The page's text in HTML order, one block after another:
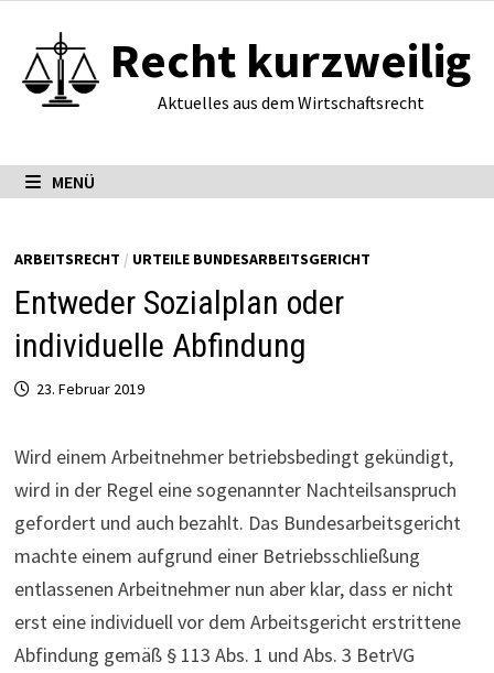
Inhalt
springen
Recht kurzweilig
Aktuelles aus dem Wirtschaftsrecht
MENÜ
ARBEITSRECHT / URTEILE BUNDESARBEITSGERICHT
Entweder Sozialplan oder
individuelle Abfindung
23. Februar 2019
Wird einem Arbeitnehmer betriebsbedingt gekündigt,
wird in der Regel eine sogenannter Nachteilsanspruch
gefordert und auch bezahlt. Das Bundesarbeitsgericht
machte einem aufgrund einer Betriebsschließung
entlassenen Arbeitnehmer nun aber klar, dass er nicht
erst eine individuell vor dem Arbeitsgericht erstrittene
Abfindung gemäß § 113 Abs. 1 und Abs. 3 BetrVG